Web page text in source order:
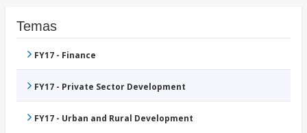
Temas
FY17 - Finance
FY17 - Private Sector Development
FY17 - Urban and Rural Development